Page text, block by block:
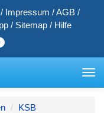
/ Impressum / AGB /
/ Sitemap / Hilfe
KSB